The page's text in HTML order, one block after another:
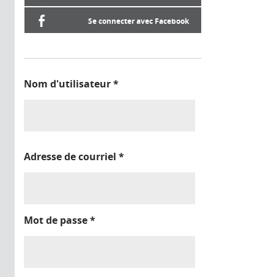
Se connecter avec Facebook
Nom d'utilisateur*
Adresse de courriel *
Mot de passe*